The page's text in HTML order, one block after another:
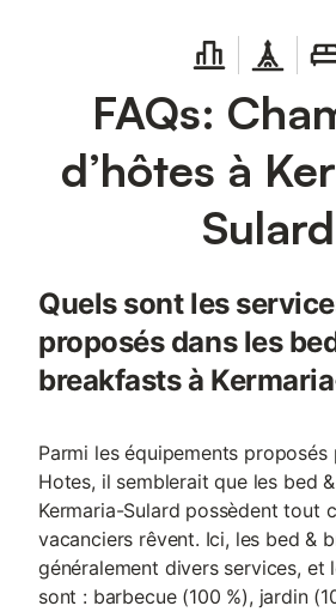
FAQs:
d’hôtes à
Sulard
Quels sont les
proposés dans les
breakfasts à
Parmi les équipements proposés
Hotes, il semblerait que les bed
Kermaria-Sulard possèdent tout
vacanciers rêvent. Ici, les bed &
généralement divers services, et
sont : barbecue (100 %), jardin